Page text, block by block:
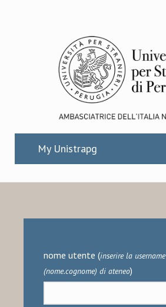
My Unistrapg
nome utente (inserire la username
(nome.cognome) di ateneo)